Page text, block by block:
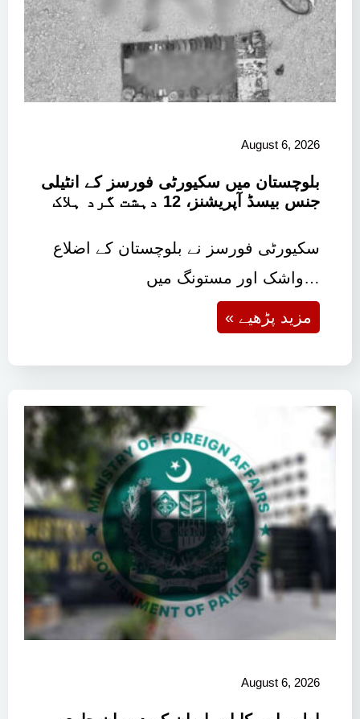
August 6, 2026
بلوچستان میں سکیورٹی فورسز کے انٹیلی
جنس بیسڈ آپریشنز، 12 دہشت گرد ہلاک
سکیورٹی فورسز نے بلوچستان کے اضلاع
واشک اور مستونگ میں…
« مزید پڑھیے
August 6, 2026